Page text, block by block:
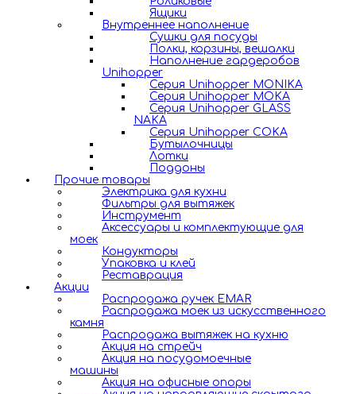
Ящики
Внутреннее наполнение
Сушки для посуды
Полки, корзины, вешалки
Наполнение гардеробов
Unihopper
Серия Unihopper MONIKA
Серия Unihopper MOKA
Серия Unihopper GLASS
NAKA
Серия Unihopper COKA
Бутылочницы
Лотки
Поддоны
Прочие товары
Электрика для кухни
Фильтры для вытяжек
Инструмент
Аксессуары и комплектующие для
моек
Кондукторы
Упаковка и клей
Реставрация
Акции
Распродажа ручек EMAR
Распродажа моек из искусственного
камня
Распродажа вытяжек на кухню
Акция на стрейч
Акция на посудомоечные
машины
Акция на офисные опоры